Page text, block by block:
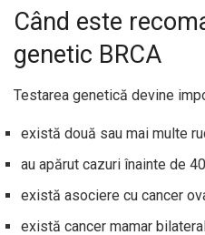
Când este
genetic BRCA
Testarea genetică devine
există două sau mai multe
au apărut cazuri înainte de
există asociere cu cancer
există cancer mamar